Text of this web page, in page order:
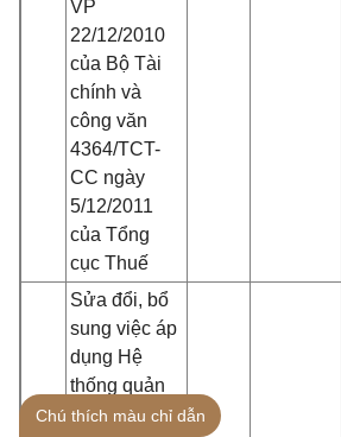
VP
22/12/2010
của Bộ Tài
chính và
công văn
4364/TCT-
CC ngày
5/12/2011
của Tổng
cục Thuế
Sửa đổi, bổ
sung việc áp
dụng Hệ
thống quản
lý chất lượng
Chú thích màu chỉ dẫn